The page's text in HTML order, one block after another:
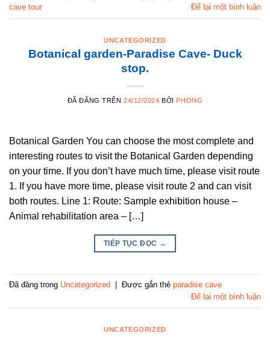
cave tour
Để lại một bình luận
UNCATEGORIZED
Botanical garden-Paradise Cave- Duck
stop.
ĐÃ ĐĂNG TRÊN24/12/2024 BỞI PHONG
Botanical Garden You can choose the most complete and
interesting routes to visit the Botanical Garden depending
on your time. If you don’t have much time, please visit route
1. If you have more time, please visit route 2 and can visit
both routes. Line 1: Route: Sample exhibition house –
Animal rehabilitation area – […]
TIẾP TỤC ĐỌC →
Đã đăng trong Uncategorized | Được gắn thẻ paradise cave
Để lại một bình luận
UNCATEGORIZED